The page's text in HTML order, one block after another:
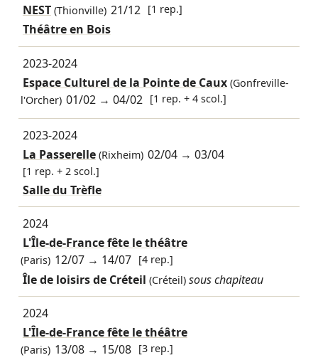
NEST(Thionville) 21/12 [1 rep.]
Théâtre en Bois
2023-2024
Espace Culturel de la Pointe de Caux(Gonfreville-
l'Orcher) 01/02 →04/02 [1 rep. + 4 scol.]
2023-2024
La Passerelle(Rixheim) 02/04 →03/04
[1 rep. + 2 scol.]
Salle du Trèfle
2024
L'Île-de-France fête le théâtre
(Paris) 12/07 → 14/07 [4 rep.]
Île de loisirs de Créteil (Créteil) sous chapiteau
2024
L'Île-de-France fête le théâtre
(Paris) 13/08 → 15/08 [3 rep.]